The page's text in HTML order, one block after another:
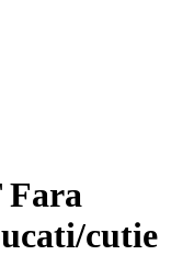
Fara
cutie